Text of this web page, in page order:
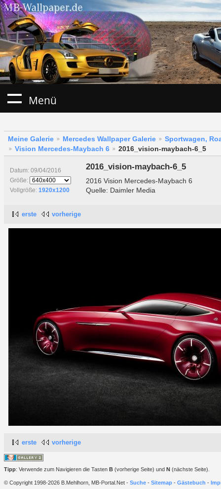
Menü
Meine Galerie Mercedes Wallpaper Galerie
Sportwagen,
Vision Mercedes-Maybach 6
2016_vision-maybach-6_5
Datum: 09/04/2016
Größe:
Vollgröße: 1920x1200
2016_vision-maybach-6_5
2016 Vision Mercedes-Maybach 6
Quelle: Daimler Media
erste vorherige
erste vorherige
Tipp: Verwende zum Navigieren die Tasten B (vorherige Seite) und N (nächste Seite).
© Copyright 1998-2026 B.Mehlhorn, MB-Portal.Net - Suche - Sitemap - Gästebuch -